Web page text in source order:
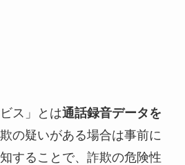
ス」とは通話録音データを
の疑いがある場合は事前に
することで、詐欺の危険性